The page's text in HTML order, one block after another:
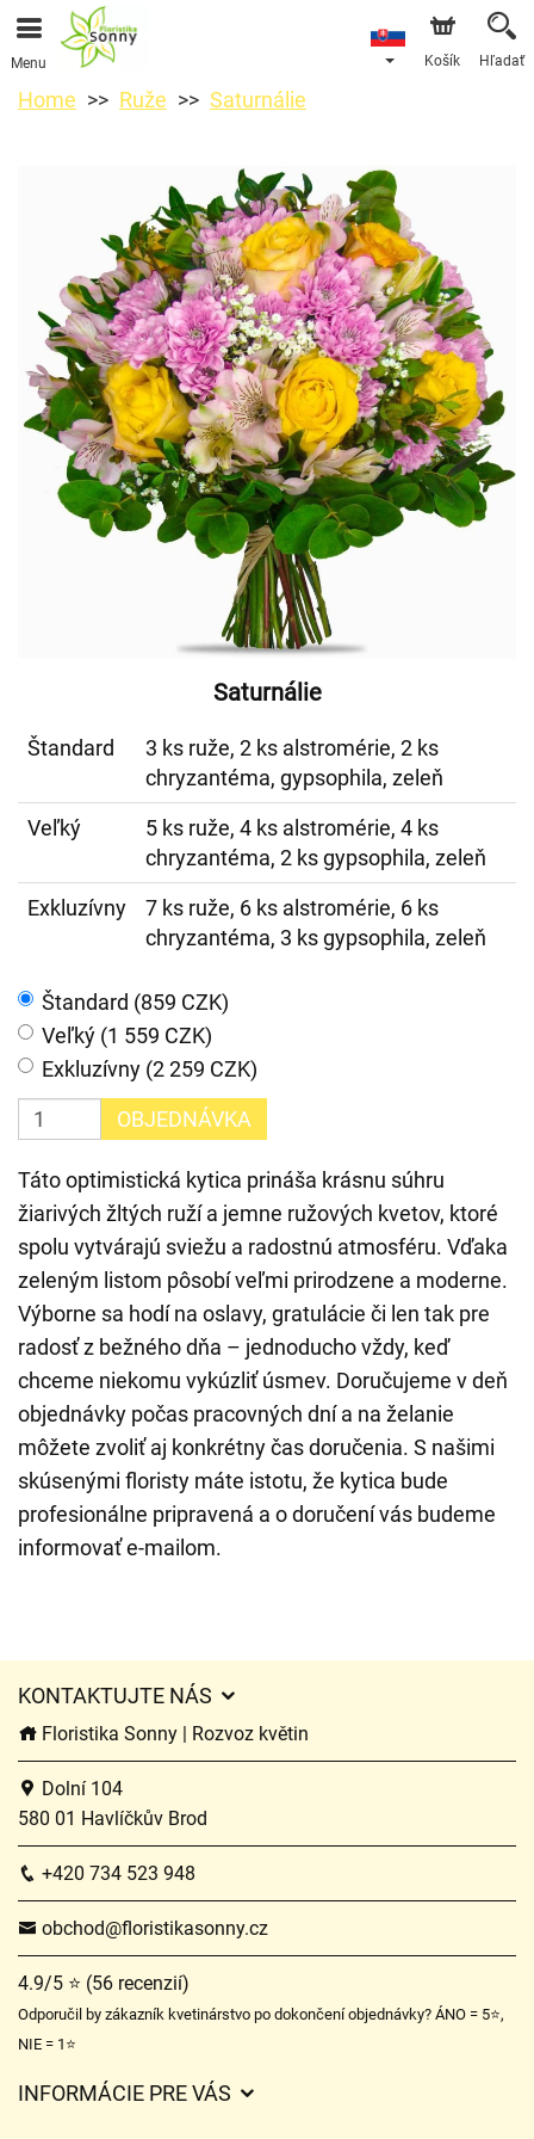
Menu Košík Hľadať
Home Ruže Saturnálie
Saturnálie
Štandard
3 ks ruže, 2 ks alstromérie, 2 ks
chryzantéma, gypsophila, zeleň
Veľký
5 ks ruže, 4 ks alstromérie, 4 ks
chryzantéma, 2 ks gypsophila, zeleň
Exkluzívny
7 ks ruže, 6 ks alstromérie, 6 ks
chryzantéma, 3 ks gypsophila, zeleň
Štandard (859 CZK)
Veľký (1 559 CZK)
Exkluzívny (2 259 CZK)
OBJEDNÁVKA
Táto optimistická kytica prináša krásnu súhru
žiarivých žltých ruží a jemne ružových kvetov, ktoré
spolu vytvárajú sviežu a radostnú atmosféru. Vďaka
zeleným listom pôsobí veľmi prirodzene a moderne.
Výborne sa hodí na oslavy, gratulácie či len tak pre
radosť z bežného dňa – jednoducho vždy, keď
chceme niekomu vykúzliť úsmev. Doručujeme v deň
objednávky počas pracovných dní a na želanie
môžete zvoliť aj konkrétny čas doručenia. S našimi
skúsenými floristy máte istotu, že kytica bude
profesionálne pripravená a o doručení vás budeme
informovať e-mailom.
KONTAKTUJTE NÁS
Floristika Sonny | Rozvoz květin
Dolní 104
580 01 Havlíčkův Brod
+420 734 523 948
obchod@floristikasonny.cz
4.9/5 ⭐ (56 recenzií)
Odporučil by zákazník kvetinárstvo po dokončení objednávky? ÁNO = 5⭐,
NIE = 1⭐
INFORMÁCIE PRE VÁS